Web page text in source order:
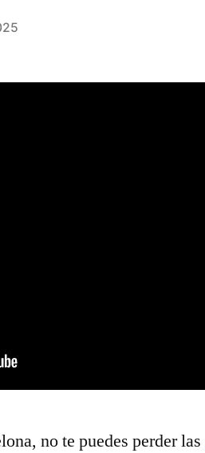
no te puedes perder las